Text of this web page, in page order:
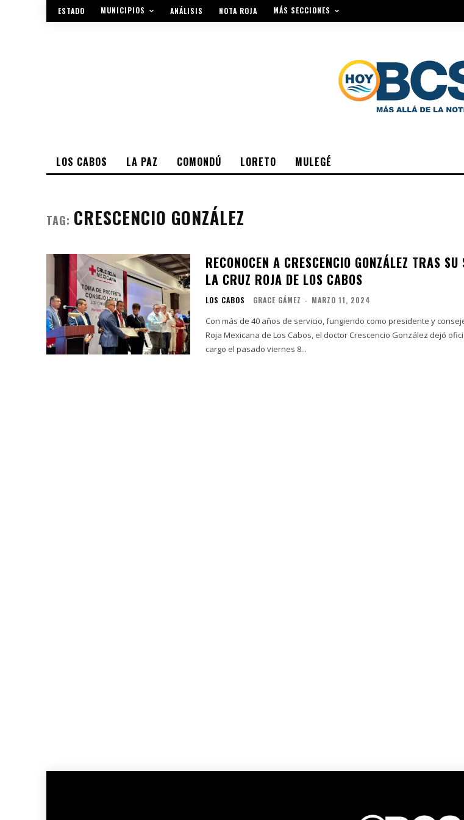
ESTADO MUNICIPIOS ANÁLISIS NOTA ROJA MÁS SECCIONES
LOS CABOS LA PAZ COMONDÚ LORETO MULEGÉ
TAG: CRESCENCIO GONZÁLEZ
RECONOCEN A CRESCENCIO GONZÁLEZ TRAS
LA CRUZ ROJA DE LOS CABOS
LOS CABOS GRACE GÁMEZ - MARZO 11, 2024
Con más de 40 años de servicio, fungiendo como presidente y
Roja Mexicana de Los Cabos, el doctor Crescencio González dejó
cargo el pasado viernes 8...